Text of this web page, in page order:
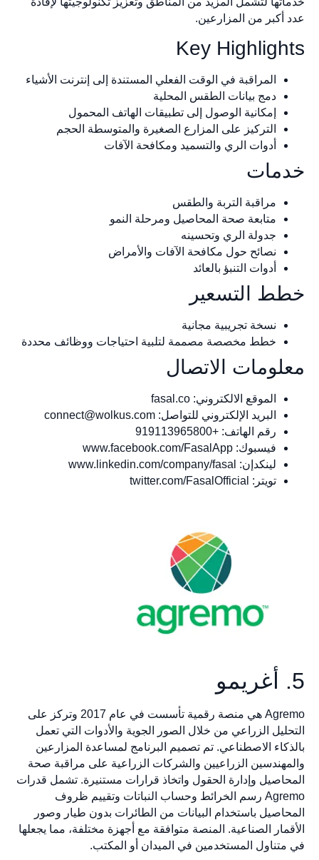
أكبر من المزارعين.
Key
المراقبة في الوقت الفعلي المستندة إلى إنترنت الأشياء
دمج بيانات الطقس المحلية
إمكانية الوصول إلى تطبيقات الهاتف المحمول
التركيز على المزارع الصغيرة والمتوسطة الحجم
أدوات الري والتسميد ومكافحة الآفات
مراقبة التربة والطقس
متابعة صحة المحاصيل ومرحلة النمو
جدولة الري وتحسينه
نصائح حول مكافحة الآفات والأمراض
أدوات التنبؤ بالعائد
التسعير
نسخة تجريبية مجانية
خطط مخصصة مصممة لتلبية احتياجات ووظائف محددة
الاتصال
الموقع الالكتروني: fasal.co
البريد الإلكتروني للتواصل:connect@wolkus.com
رقم الهاتف: +919113965800
فيسبوك: www.facebook.com/FasalApp
لينكدإن: www.linkedin.com/company/fasal
تويتر: twitter.com/FasalOfficial
Agremo هي منصة رقمية تأسست في عام 2017 وتركز على
الزراعي من خلال الصور الجوية والأدوات التي تعمل
الاصطناعي. تم تصميم البرنامج لمساعدة المزارعين
الزراعيين والشركات الزراعية على مراقبة صحة
وإدارة الحقول واتخاذ قرارات مستنيرة. تشمل قدرات
Agremo رسم الخرائط وحساب النباتات وتقييم ظروف
باستخدام البيانات من الطائرات بدون طيار وصور
الصناعية. المنصة متوافقة مع أجهزة مختلفة، مما يجعلها
المستخدمين في الميدان أو المكتب.